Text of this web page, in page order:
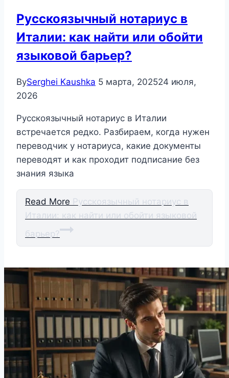
Русскоязычный нотариус в
Италии: как найти или обойти
языковой барьер?
BySerghei Kaushka 5 марта, 202524 июля,
2026
Русскоязычный нотариус в Италии
встречается редко. Разбираем, когда нужен
переводчик у нотариуса, какие документы
переводят и как проходит подписание без
знания языка
Read More Русскоязычный нотариус в
Италии: как найти или обойти языковой
барьер?